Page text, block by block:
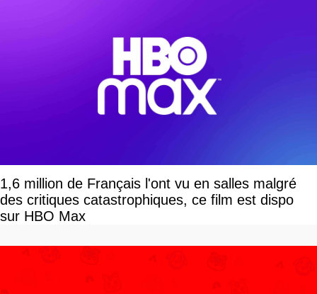
1,6 million de Français l'ont vu en salles malgré
des critiques catastrophiques, ce film est dispo
sur HBO Max